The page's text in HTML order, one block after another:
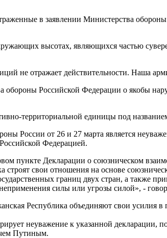
в заявлении Министерства
высотах, являющихся частью
не отражает действительности. Наша
обороны Российской Федерации о якобы
территориальной единицы под
России от 26 и 27 марта является
Федерацией.
пункте Декларации о союзническом
свои отношения на основе
границ двух стран, а также
силы или угрозы силой», -
Республика объединяют свои усилия
неуважение к указанной
Путиным.